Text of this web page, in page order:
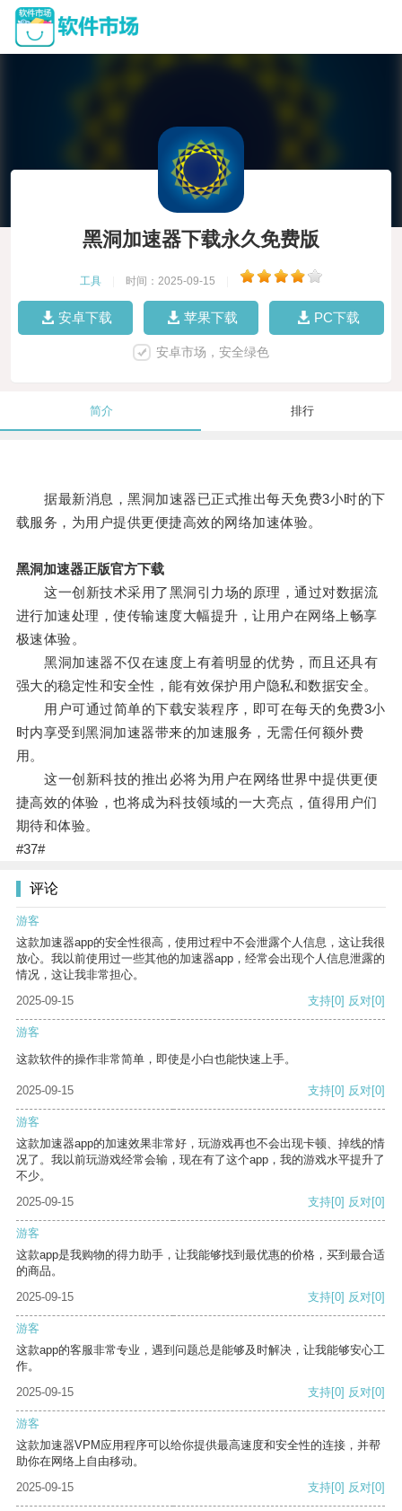
黑洞加速器下载永久免费版
工具 时间：2025-09-15
安卓下载 苹果下载 PC下载
安卓市场，安全绿色
简介 排行
据最新消息，黑洞加速器已正式推出每天免费3小时的下
载服务，为用户提供更便捷高效的网络加速体验。
黑洞加速器正版官方下载
这一创新技术采用了黑洞引力场的原理，通过对数据流
进行加速处理，使传输速度大幅提升，让用户在网络上畅享
极速体验。
黑洞加速器不仅在速度上有着明显的优势，而且还具有
强大的稳定性和安全性，能有效保护用户隐私和数据安全。
用户可通过简单的下载安装程序，即可在每天的免费3小
时内享受到黑洞加速器带来的加速服务，无需任何额外费
用。
这一创新科技的推出必将为用户在网络世界中提供更便
捷高效的体验，也将成为科技领域的一大亮点，值得用户们
期待和体验。
#37#
评论
游客
这款加速器app的安全性很高，使用过程中不会泄露个人信息，这让我很
放心。我以前使用过一些其他的加速器app，经常会出现个人信息泄露的
情况，这让我非常担心。
2025-09-15
支持[0] 反对[0]
游客
这款软件的操作非常简单，即使是小白也能快速上手。
2025-09-15 支持[0] 反对[0]
游客
这款加速器app的加速效果非常好，玩游戏再也不会出现卡顿、掉线的情
况了。我以前玩游戏经常会输，现在有了这个app，我的游戏水平提升了
不少。
2025-09-15
支持[0] 反对[0]
游客
这款app是我购物的得力助手，让我能够找到最优惠的价格，买到最合适
的商品。
2025-09-15
支持[0] 反对[0]
游客
这款app的客服非常专业，遇到问题总是能够及时解决，让我能够安心工
作。
2025-09-15
支持[0] 反对[0]
游客
这款加速器VPM应用程序可以给你提供最高速度和安全性的连接，并帮
助你在网络上自由移动。
2025-09-15
支持[0] 反对[0]